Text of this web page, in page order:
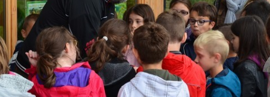
r
(
E
N
S
)
t
i
n
s
n